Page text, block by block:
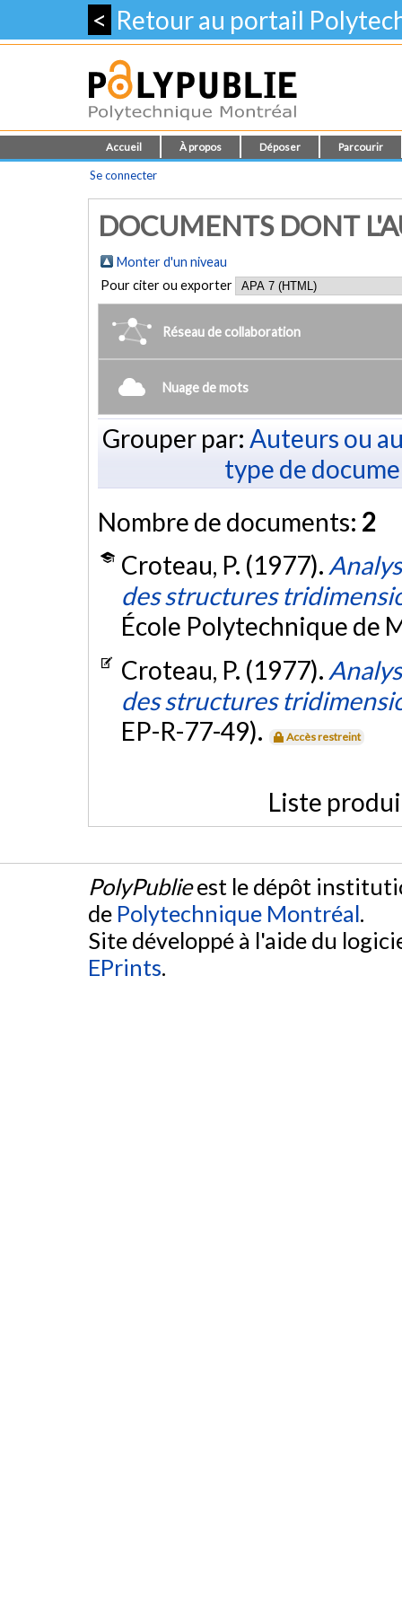
< Retour au portail
Accueil À propos Déposer Parcourir
Se connecter
DOCUMENTS DONT
Monter d'un niveau
Pour citer ou exporter
Réseau de collaboration
Nuage de mots
Grouper par: Auteurs ou
type de
Nombre de documents: 2
Croteau, P. (1977).
des structures
École Polytechnique de
Croteau, P. (1977).
des structures
EP-R-77-49).
Accès restreint
Liste
PolyPublieest le dépôt
de Polytechnique Montréal.
Site développé à l'aide du
EPrints.